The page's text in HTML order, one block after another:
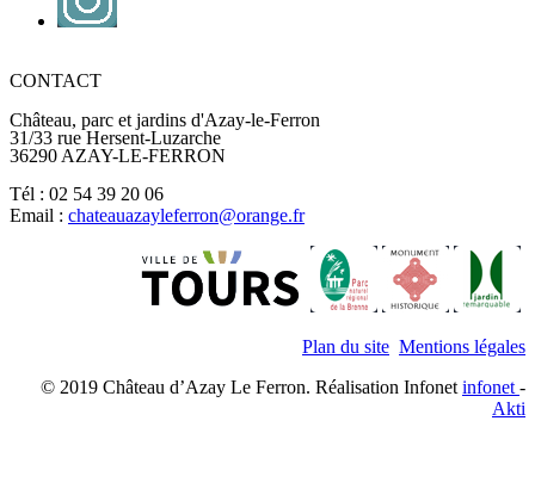
CONTACT
Château, parc et jardins d'Azay-le-Ferron
31/33 rue Hersent-Luzarche
36290 AZAY-LE-FERRON
Tél : 02 54 39 20 06
Email : chateauazayleferron@orange.fr
Plan du site Mentions légales
© 2019 Château d’Azay Le Ferron. Réalisation Infonet infonet -
Akti